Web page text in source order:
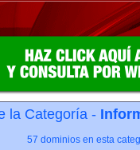
la Categoría -
57 dominios en esta